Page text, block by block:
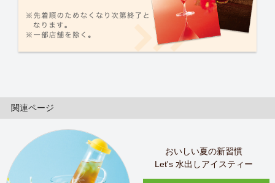
関連ページ
おいしい夏の新習慣
Let's 水出しアイスティー